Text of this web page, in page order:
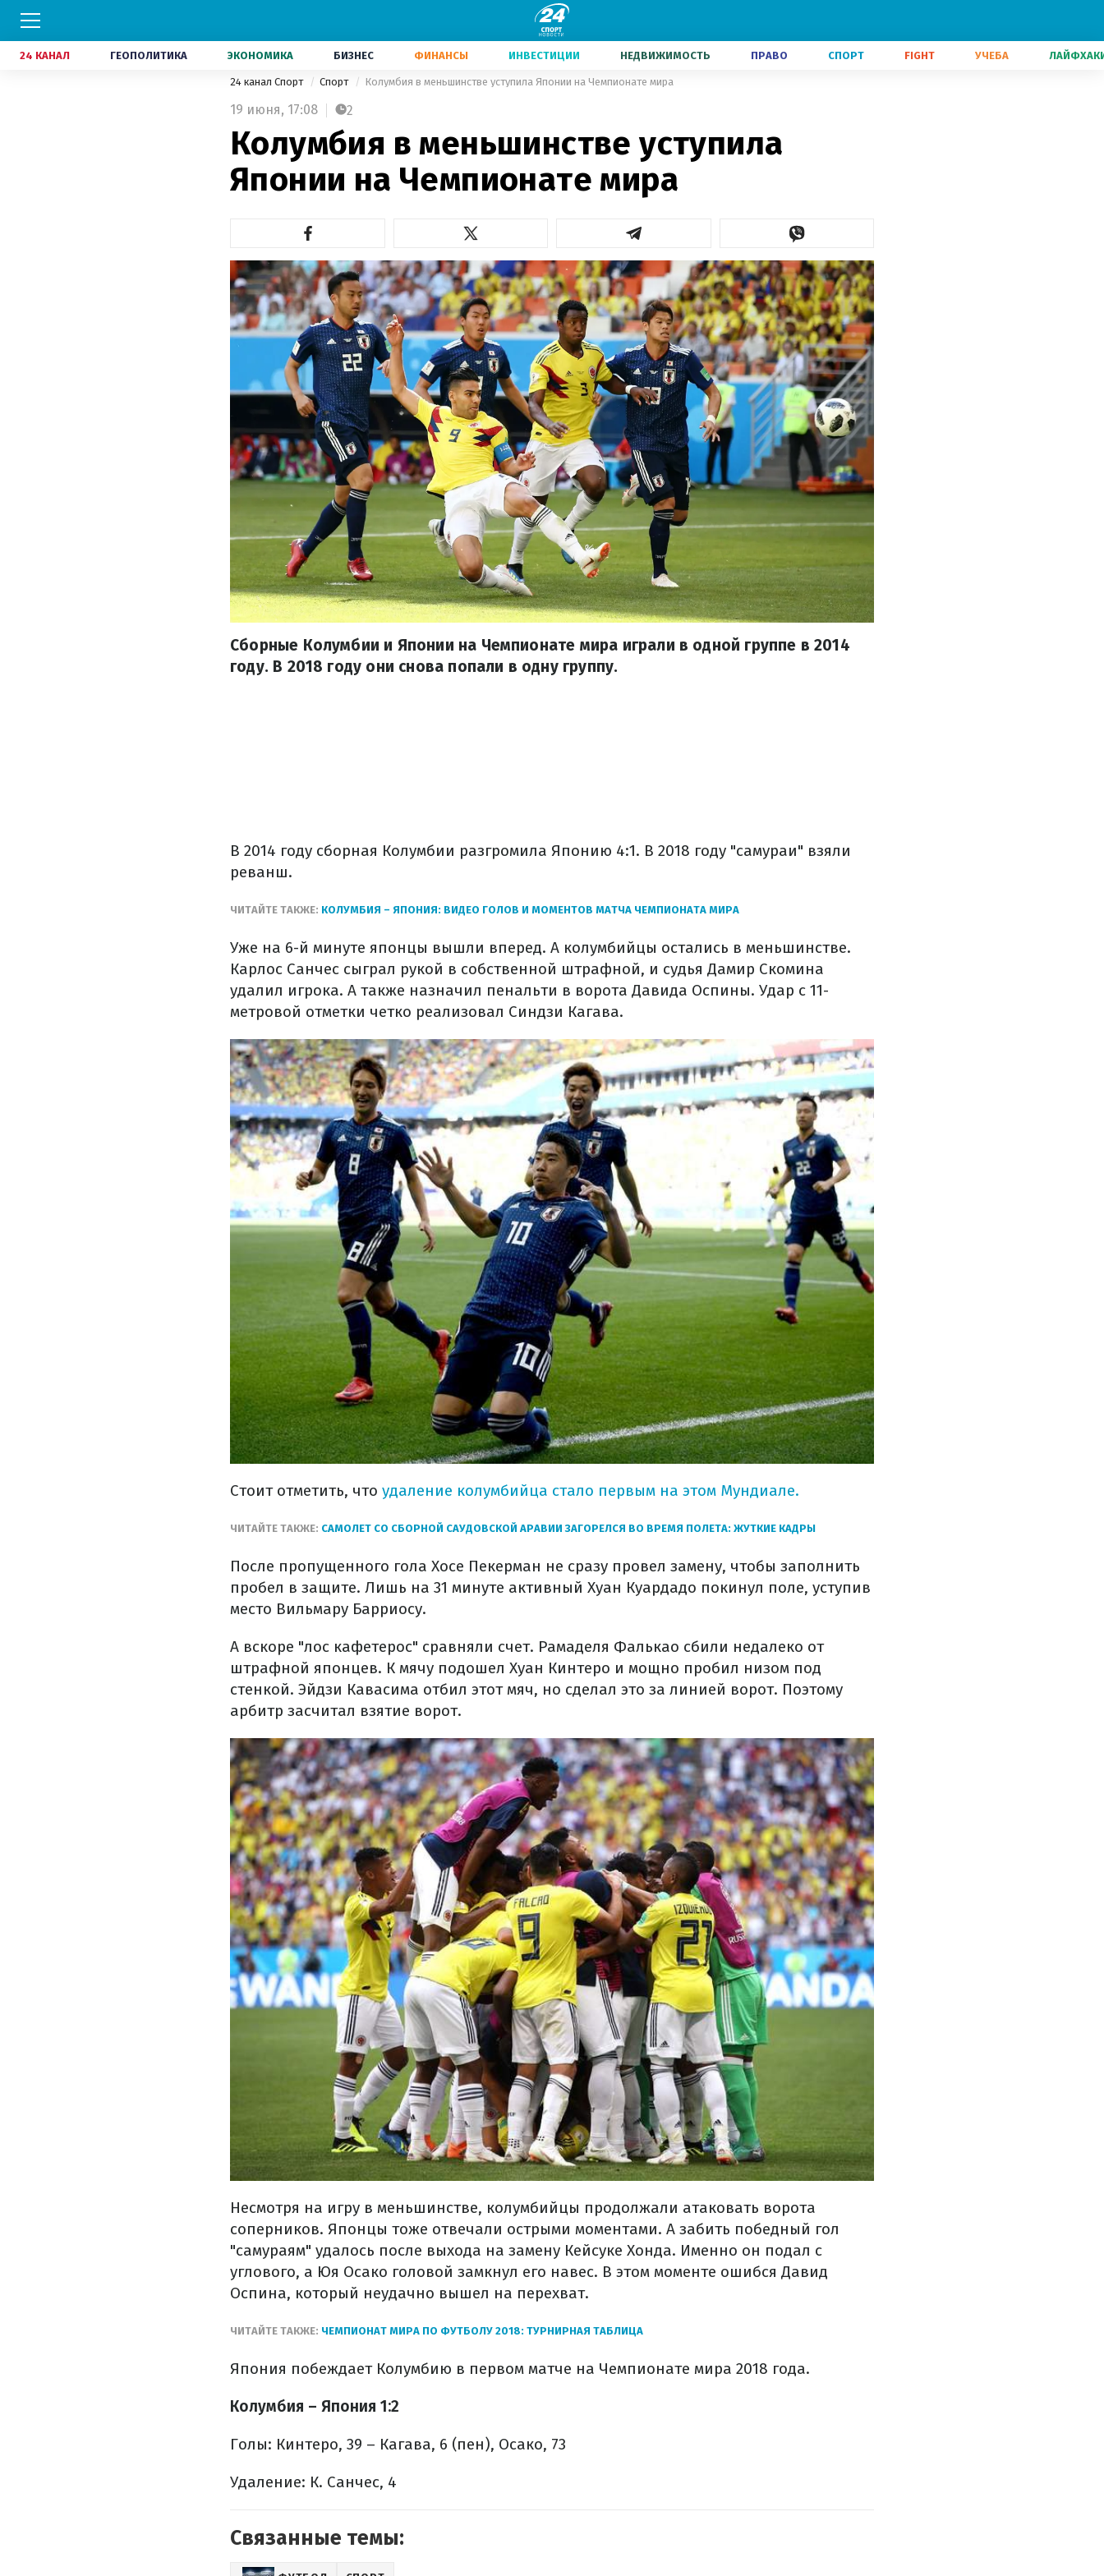
24 КАНАЛ ГЕОПОЛИТИКА ЭКОНОМИКА БИЗНЕС ФИНАНСЫ ИНВЕСТИЦИИ НЕДВИЖИМОСТЬ ПРАВО СПОРТ FIGHT УЧЕБА
24 канал Спорт Спорт Колумбия в меньшинстве уступила Японии на Чемпионате мира
19 июня, 17:08 2
Колумбия в меньшинстве уступила
Японии на Чемпионате мира
Сборные Колумбии и Японии на Чемпионате мира играли в одной группе в 2014
году. В 2018 году они снова попали в одну группу.
В 2014 году сборная Колумбии разгромила Японию 4:1. В 2018 году "самураи" взяли
реванш.
ЧИТАЙТЕ ТАКЖЕ: КОЛУМБИЯ – ЯПОНИЯ: ВИДЕО ГОЛОВ И МОМЕНТОВ МАТЧА ЧЕМПИОНАТА МИРА
Уже на 6-й минуте японцы вышли вперед. А колумбийцы остались в меньшинстве.
Карлос Санчес сыграл рукой в собственной штрафной, и судья Дамир Скомина
удалил игрока. А также назначил пенальти в ворота Давида Оспины. Удар с 11-
метровой отметки четко реализовал Синдзи Кагава.
Стоит отметить, что удаление колумбийца стало первым на этом Мундиале.
ЧИТАЙТЕ ТАКЖЕ: САМОЛЕТ СО СБОРНОЙ САУДОВСКОЙ АРАВИИ ЗАГОРЕЛСЯ ВО ВРЕМЯ ПОЛЕТА: ЖУТКИЕ КАДРЫ
После пропущенного гола Хосе Пекерман не сразу провел замену, чтобы заполнить
пробел в защите. Лишь на 31 минуте активный Хуан Куардадо покинул поле, уступив
место Вильмару Барриосу.
А вскоре "лос кафетерос" сравняли счет. Рамаделя Фалькао сбили недалеко от
штрафной японцев. К мячу подошел Хуан Кинтеро и мощно пробил низом под
стенкой. Эйдзи Кавасима отбил этот мяч, но сделал это за линией ворот. Поэтому
арбитр засчитал взятие ворот.
Несмотря на игру в меньшинстве, колумбийцы продолжали атаковать ворота
соперников. Японцы тоже отвечали острыми моментами. А забить победный гол
"самураям" удалось после выхода на замену Кейсуке Хонда. Именно он подал с
углового, а Юя Осако головой замкнул его навес. В этом моменте ошибся Давид
Оспина, который неудачно вышел на перехват.
ЧИТАЙТЕ ТАКЖЕ: ЧЕМПИОНАТ МИРА ПО ФУТБОЛУ 2018: ТУРНИРНАЯ ТАБЛИЦА
Япония побеждает Колумбию в первом матче на Чемпионате мира 2018 года.
Колумбия – Япония 1:2
Голы: Кинтеро, 39 – Кагава, 6 (пен), Осако, 73
Удаление: К. Санчес, 4
Связанные темы: